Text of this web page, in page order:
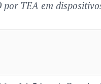
por TEA em